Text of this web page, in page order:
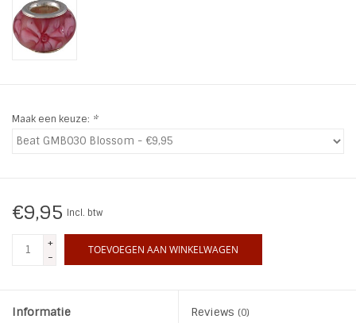
Ohlala Jewels
INSPIRATIE
Blog
Maak een keuze: *
€9,95 Incl. btw
+
-
TOEVOEGEN AAN WINKELWAGEN
Informatie Reviews (0)